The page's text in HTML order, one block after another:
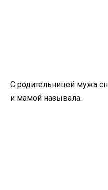
С родительницей мужа
и мамой называла.